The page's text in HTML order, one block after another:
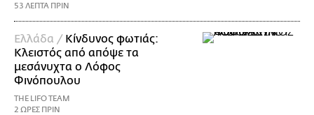
53 ΛΕΠΤΑ ΠΡΙΝ
Ελλάδα / Κίνδυνος φωτιάς:
Κλειστός από απόψε τα
μεσάνυχτα ο Λόφος
Φινόπουλου
THE LIFO TEAM
2 ΩΡΕΣ ΠΡΙΝ